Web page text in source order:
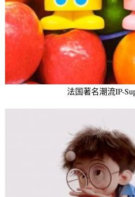
法国著名潮流IP-